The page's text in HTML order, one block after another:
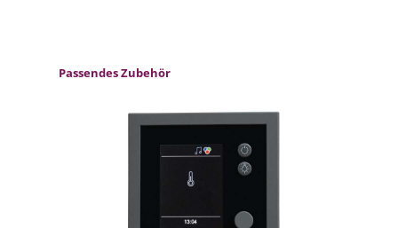
Produktgalerie überspringen
Passendes Zubehör